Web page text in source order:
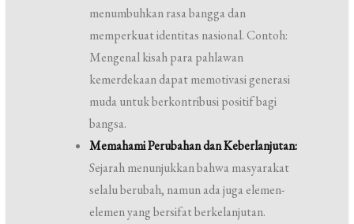
menumbuhkan rasa bangga dan
memperkuat identitas nasional. Contoh:
Mengenal kisah para pahlawan
kemerdekaan dapat memotivasi generasi
muda untuk berkontribusi positif bagi
bangsa.
Memahami Perubahan dan Keberlanjutan:
Sejarah menunjukkan bahwa masyarakat
selalu berubah, namun ada juga elemen-
elemen yang bersifat berkelanjutan.